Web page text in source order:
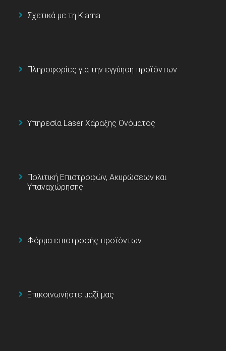
Σχετικά με τη Klarna
Πληροφορίες για την εγγύηση προϊόντων
Υπηρεσία Laser Χάραξης Ονόματος
Πολιτική Επιστροφών, Ακυρώσεων και
Υπαναχώρησης
Φόρμα επιστροφής προϊόντων
Επικοινωνήστε μαζί μας